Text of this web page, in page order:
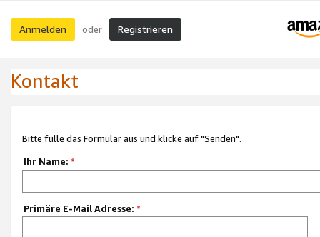
Anmelden oder Registrieren
Kontakt
Bitte fülle das Formular aus und klicke auf "Senden".
Ihr Name: *
Primäre E-Mail Adresse: *